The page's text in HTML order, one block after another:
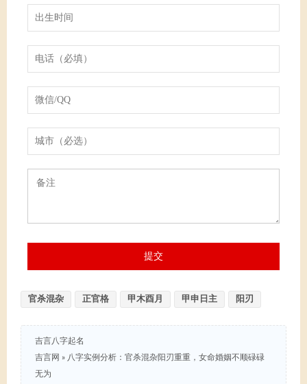
官杀混杂 正官格 甲木酉月 甲申日主 阳刃
吉言八字起名
吉言网 » 八字实例分析：官杀混杂阳刃重重，女命婚姻不顺碌碌
无为